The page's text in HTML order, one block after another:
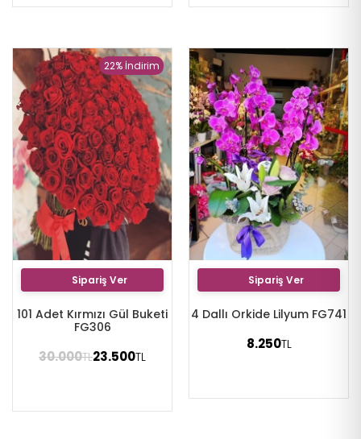
22% İndirim
Sipariş Ver
101 Adet Kırmızı Gül Buketi
FG306
30.000TL23.500TL
Sipariş Ver
4 Dallı Orkide Lilyum FG741
8.250TL